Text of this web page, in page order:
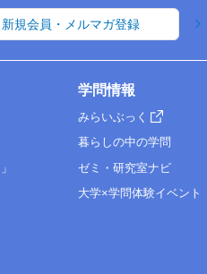
新規会員・メルマガ登録
学問情報
みらいぶっく
暮らしの中の学問
ゼミ・研究室ナビ
大学×学問体験イベント